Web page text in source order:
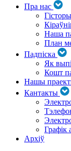
Пра нас
Наша
План
Падпіска
Як
Кошт
Нашы
Кантакты
Графік
Архіў